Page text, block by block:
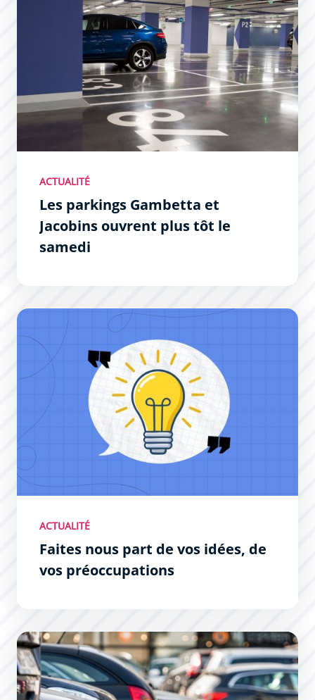
ACTUALITÉ
Les parkings Gambetta et
Jacobins ouvrent plus tôt le
samedi
Faites nous part de vos idées, de vos préoccupations
ACTUALITÉ
Faites nous part de vos idées, de
vos préoccupations
Parkings aériens : maintenant gratuit les samedi matins